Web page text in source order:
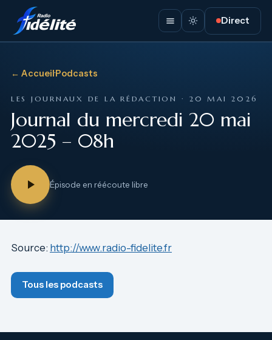
Direct
← Accueil·Podcasts
LES JOURNAUX DE LA RÉDACTION · 20 MAI 2026
Journal du mercredi 20 mai
2025 – 08h
Épisode en réécoute libre
Source: http://www.radio-fidelite.fr
Tous les podcasts